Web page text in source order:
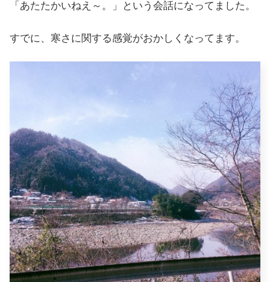
「あたたかいねえ～。」という会話になってました。
すでに、寒さに関する感覚がおかしくなってます。